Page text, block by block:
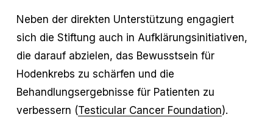
Neben der direkten Unterstützung engagiert
sich die Stiftung auch in Aufklärungsinitiativen,
die darauf abzielen, das Bewusstsein für
Hodenkrebs zu schärfen und die
Behandlungsergebnisse für Patienten zu
verbessern (Testicular Cancer Foundation).